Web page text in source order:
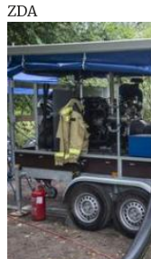
ZDA